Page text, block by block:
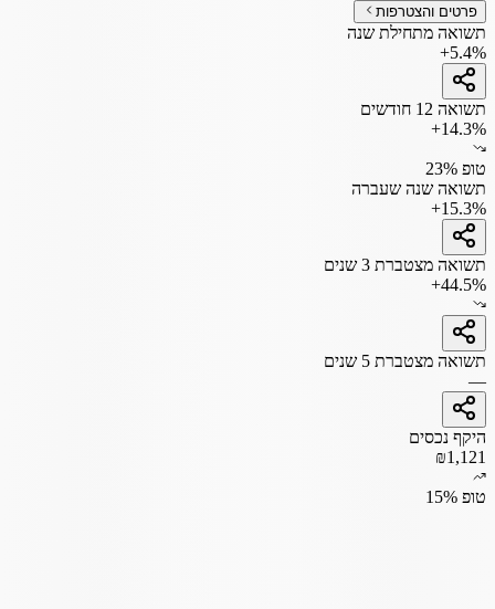
פרטים והצטרפות
תשואה מתחילת שנה
+5.4%
תשואה 12 חודשים
+14.3%
טופ 23%
תשואה שנה שעברה
+15.3%
תשואה מצטברת 3 שנים
+44.5%
תשואה מצטברת 5 שנים
—
היקף נכסים
₪1,121
טופ 15%